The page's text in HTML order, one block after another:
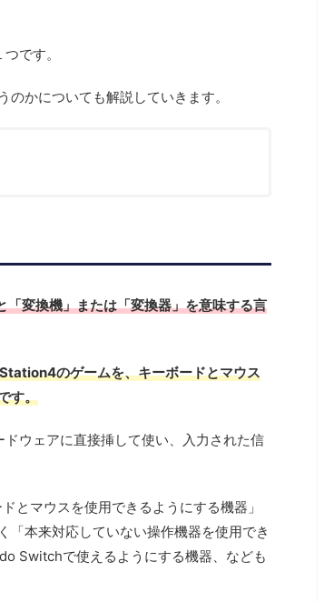
です。
かについても解説していきます。
変換機」または「変換器」を意味する言
のゲームを、キーボードとマウス
す。
ウェアに直接挿して使い、入力された信
とマウスを使用できるようにする機器」
「本来対応していない操作機器を使用でき
Switchで使えるようにする機器、なども